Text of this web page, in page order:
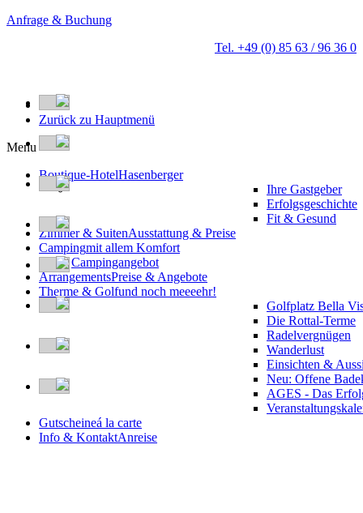
Anfrage & Buchung
Tel. +49 (0) 85 63 / 96 36 0
Zurück zu Hauptmenü
Menu
Boutique-HotelHasenberger
Ihre Gastgeber
Erfolgsgeschichte
Fit & Gesund
Zimmer & SuitenAusstattung & Preise
Campingmit allem Komfort
Campingangebot
ArrangementsPreise & Angebote
Therme & Golfund noch meeeehr!
Golfplatz Bella
Die Rottal-Terme
Radelvergnügen
Wanderlust
Einsichten &
Neu: Offene
AGES - Das
Gutscheineá la carte
Info & KontaktAnreise